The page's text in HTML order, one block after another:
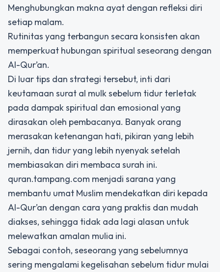
Menghubungkan makna ayat dengan refleksi diri
setiap malam.
Rutinitas yang terbangun secara konsisten akan
memperkuat hubungan spiritual seseorang dengan
Al-Qur’an.
Di luar tips dan strategi tersebut, inti dari
keutamaan surat al mulk sebelum tidur terletak
pada dampak spiritual dan emosional yang
dirasakan oleh pembacanya. Banyak orang
merasakan ketenangan hati, pikiran yang lebih
jernih, dan tidur yang lebih nyenyak setelah
membiasakan diri membaca surah ini.
quran.tampang.com menjadi sarana yang
membantu umat Muslim mendekatkan diri kepada
Al-Qur’an dengan cara yang praktis dan mudah
diakses, sehingga tidak ada lagi alasan untuk
melewatkan amalan mulia ini.
Sebagai contoh, seseorang yang sebelumnya
sering mengalami kegelisahan sebelum tidur mulai